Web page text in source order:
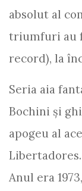
absolut al
triumfuri au
record), la
Seria aia
Bochini şi
apogeu al
Anul era